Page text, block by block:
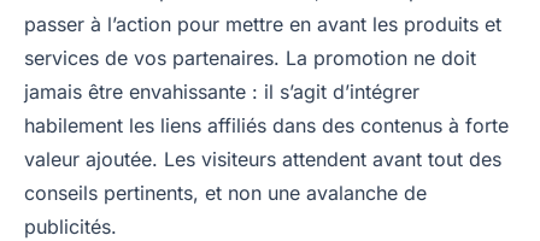
passer à l’action pour mettre en avant les produits et
services de vos partenaires. La promotion ne doit
jamais être envahissante : il s’agit d’intégrer
habilement les liens affiliés dans des contenus à forte
valeur ajoutée. Les visiteurs attendent avant tout des
conseils pertinents, et non une avalanche de
publicités.